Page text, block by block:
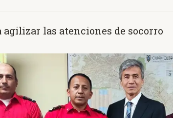
agilizar las atenciones de socorro